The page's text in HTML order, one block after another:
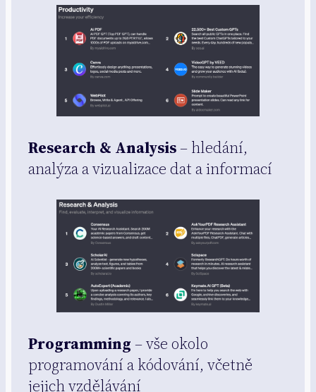
Research & Analysis – hledání,
analýza a vizualizace dat a informací
Programming – vše okolo
programování a kódování, včetně
jejich vzdělávání